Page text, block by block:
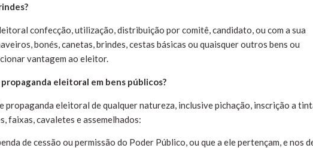
confecção, utilização, distribuição por comitê, candidato, ou com a sua
bonés, canetas, brindes, cestas básicas ou quaisquer outros bens ou
vantagem ao eleitor.
eleitoral em bens públicos?
propaganda eleitoral de qualquer natureza, inclusive pichação, inscrição a
faixas, cavaletes e assemelhados:
de cessão ou permissão do Poder Público, ou que a ele pertençam, e nos